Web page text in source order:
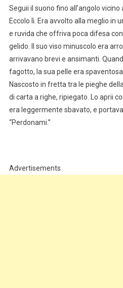
Seguii il suono fino all’angolo
Eccolo lì. Era avvolto alla meglio in
e ruvida che offriva poca difesa
gelido. Il suo viso minuscolo era
arrivavano brevi e ansimanti.
fagotto, la sua pelle era
Nascosto in fretta tra le pieghe
di carta a righe, ripiegato. Lo aprii
era leggermente sbavato, e
“Perdonami.”
Advertisements